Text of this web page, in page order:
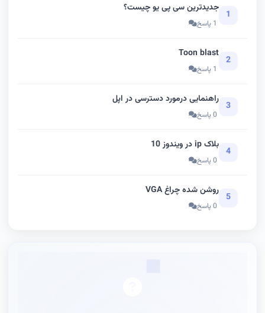
1
جدیدترین سی پی یو چیست؟
1 پاسخ
2
Toon blast
1 پاسخ
3
راهنمایی درمورد دسترسی در اپل
0 پاسخ
4
بلاک ip در ویندوز 10
0 پاسخ
5
روشن شده چراغ VGA
0 پاسخ